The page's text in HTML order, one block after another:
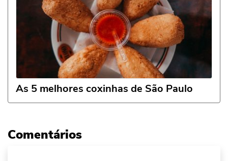
As 5 melhores coxinhas de São Paulo
Comentários